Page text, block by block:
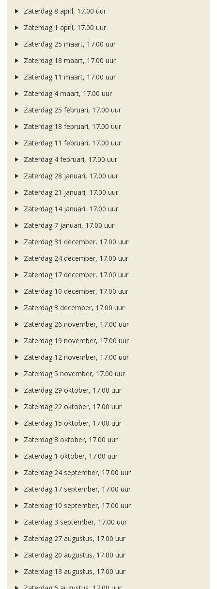
Zaterdag 8 april, 17.00 uur
Zaterdag 1 april, 17.00 uur
Zaterdag 25 maart, 17.00 uur
Zaterdag 18 maart, 17.00 uur
Zaterdag 11 maart, 17.00 uur
Zaterdag 4 maart, 17.00 uur
Zaterdag 25 februari, 17.00 uur
Zaterdag 18 februari, 17.00 uur
Zaterdag 11 februari, 17.00 uur
Zaterdag 4 februari, 17.00 uur
Zaterdag 28 januari, 17.00 uur
Zaterdag 21 januari, 17.00 uur
Zaterdag 14 januari, 17.00 uur
Zaterdag 7 januari, 17.00 uur
Zaterdag 31 december, 17.00 uur
Zaterdag 24 december, 17.00 uur
Zaterdag 17 december, 17.00 uur
Zaterdag 10 december, 17.00 uur
Zaterdag 3 december, 17.00 uur
Zaterdag 26 november, 17.00 uur
Zaterdag 19 november, 17.00 uur
Zaterdag 12 november, 17.00 uur
Zaterdag 5 november, 17.00 uur
Zaterdag 29 oktober, 17.00 uur
Zaterdag 22 oktober, 17.00 uur
Zaterdag 15 oktober, 17.00 uur
Zaterdag 8 oktober, 17.00 uur
Zaterdag 1 oktober, 17.00 uur
Zaterdag 24 september, 17.00 uur
Zaterdag 17 september, 17.00 uur
Zaterdag 10 september, 17.00 uur
Zaterdag 3 september, 17.00 uur
Zaterdag 27 augustus, 17.00 uur
Zaterdag 20 augustus, 17.00 uur
Zaterdag 13 augustus, 17.00 uur